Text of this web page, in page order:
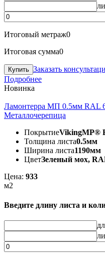
Итоговый метраж0
Итоговая сумма0
Заказать
Подробнее
Новинка
Ламонтерра МП 0.5мм RAL
Металлочерепица
ПокрытиеVikingMP®
Толщина листа0.5мм
Ширина листа1190мм
ЦветЗеленый мох,
Цена: 933
м2
Введите длину листа и